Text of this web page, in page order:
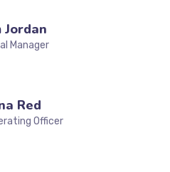
Jordan
Manager
Red
Officer